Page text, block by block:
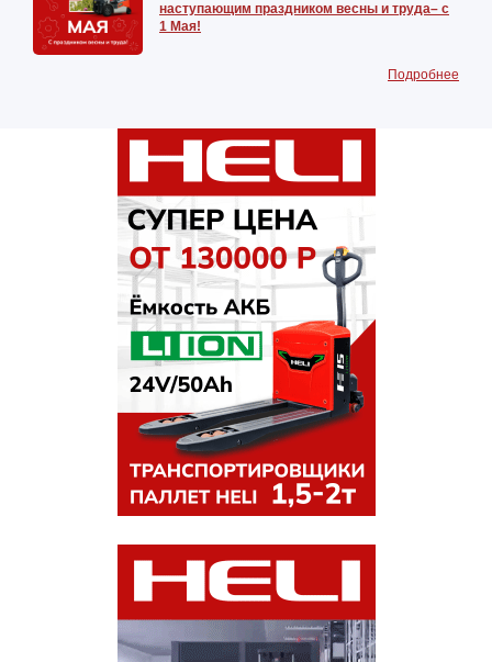
наступающим праздником весны и труда– с
1 Мая!
Подробнее